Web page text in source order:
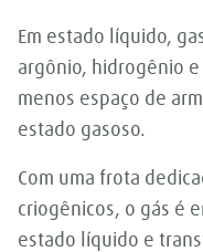
Em estado líquido,
argônio, hidrogênio
menos espaço de
estado gasoso.
Com uma frota
criogênicos, o gás é
estado líquido e